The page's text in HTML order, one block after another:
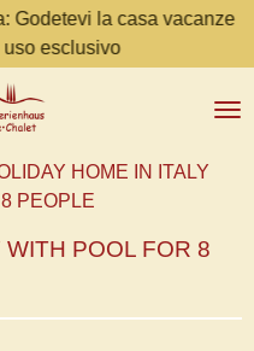
Godetevi la casa vacanze
esclusivo
HOME IN ITALY
PEOPLE
POOL FOR 8